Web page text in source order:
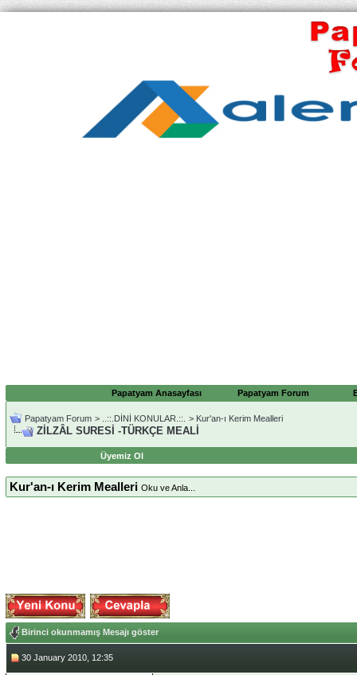
Papatyam Anasayfası Papatyam Forum
Papatyam Forum > ..::.DİNİ KONULAR.::. > Kur'an-ı Kerim Mealleri
ZİLZÂL SURESİ -TÜRKÇE MEALİ
Üyemiz Ol
Kur'an-ı Kerim Mealleri Oku ve Anla...
Birinci okunmamış Mesajı göster
30 January 2010, 12:35